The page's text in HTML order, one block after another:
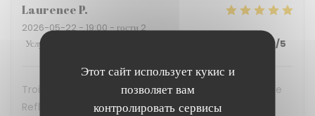
Этот сайт использует кукис и
позволяет вам
контролировать сервисы
LaurenceP
2026-05-22- 19:00 - гости 2
Услуги
5/5
Troisième visite dans ce restaurant extraordinaire. Le
Reflet est situé dans une minuscule rue calme du